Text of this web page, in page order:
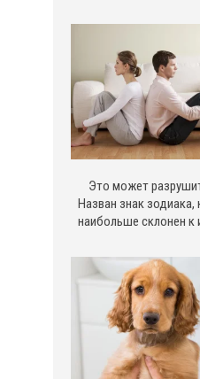
Это может
Назван знак зодиака,
наибольше склонен к